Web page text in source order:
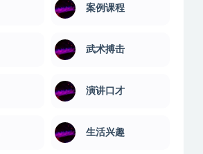
案例课程
武术搏击
演讲口才
生活兴趣